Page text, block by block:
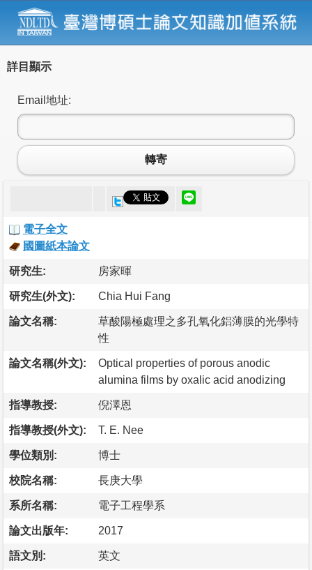
詳目顯示
Email地址:
轉寄
電子全文
國圖紙本論文
研究生: 房家暉
研究生(外文): Chia Hui Fang
論文名稱:
草酸陽極處理之多孔氧化鋁薄膜的光學特
性
論文名稱(外文):
Optical properties of porous anodic
alumina films by oxalic acid anodizing
指導教授: 倪澤恩
指導教授(外文): T. E. Nee
學位類別: 博士
校院名稱: 長庚大學
系所名稱: 電子工程學系
論文出版年: 2017
語文別: 英文